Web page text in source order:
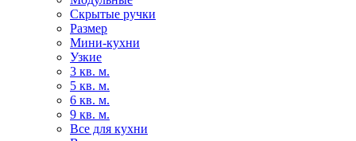
Скрытые ручки
Размер
Мини-кухни
Узкие
3 кв. м.
5 кв. м.
6 кв. м.
9 кв. м.
Все для кухни